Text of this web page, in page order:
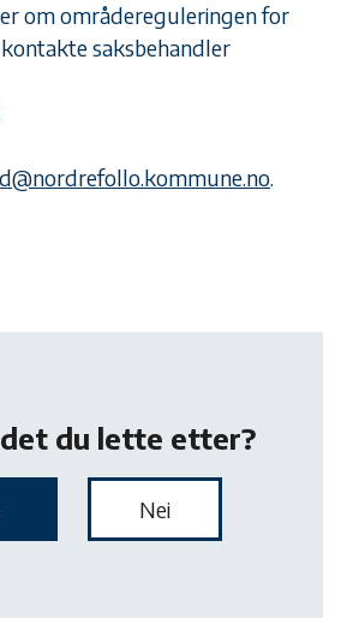
om områdereguleringen for
saksbehandler
.